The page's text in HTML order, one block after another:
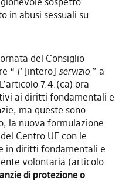
in abusi sessuali su
del Consiglio
“ l’[intero] servizio” a
7.4.(ca) ora
ai diritti fondamentali e
ma queste sono
la nuova formulazione
Centro UE con le
in diritti fondamentali e
volontaria (articolo
di protezione o